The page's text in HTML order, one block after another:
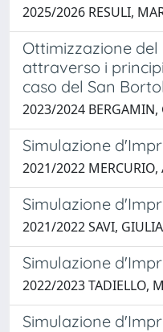
2025/2026 RESULI,
Ottimizzazione
attraverso i
caso del San
2023/2024 BERGAMIN,
Simulazione
2021/2022 MERCURIO,
Simulazione
2021/2022 SAVI, GIULIA
Simulazione
2022/2023 TADIELLO,
Simulazione